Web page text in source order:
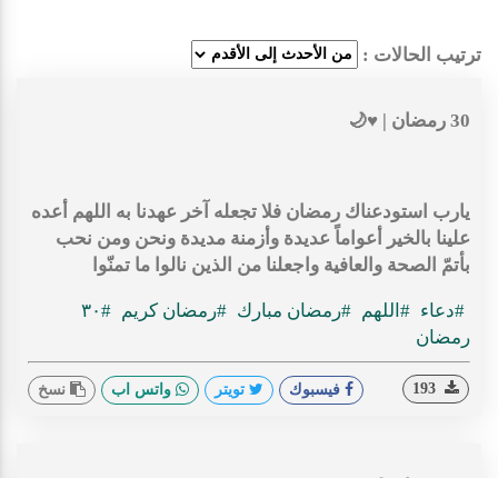
ترتيب الحالات :
30 رمضان | ♥️🌙
يارب استودعناك رمضان فلا تجعله آخر عهدنا به اللهم أعده
علينا بالخير أعواماً عديدة وأزمنة مديدة ونحن ومن نحب
بأتمّ الصحة والعافية واجعلنا من الذين نالوا ما تمنّوا
#دعاء #اللهم #رمضان مبارك #رمضان كريم
#٣٠
رمضان
فيسبوك تويتر واتس اب نسخ